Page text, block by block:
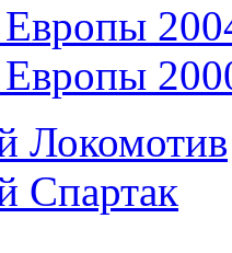
Локомотив
Спартак